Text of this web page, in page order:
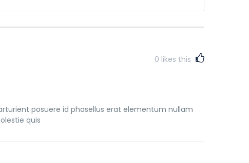
0 likes this
posuere id phasellus erat elementum nullam
quis